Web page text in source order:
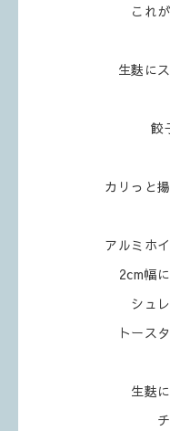
これ
生麩に
餃
カリっと
アルミホ
2cm幅
シュ
トース
生麩